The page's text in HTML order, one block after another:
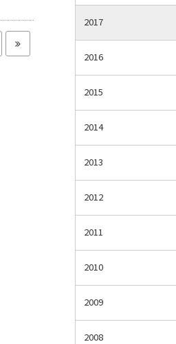
2017
2016
2015
2014
2013
2012
2011
2010
2009
2008